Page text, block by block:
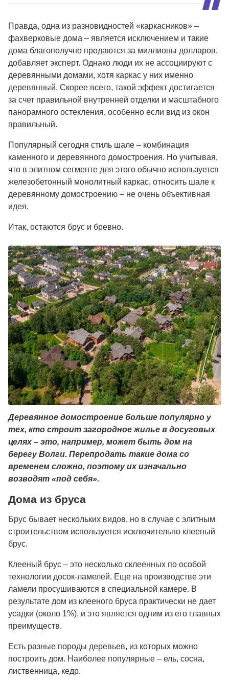
Правда, одна из разновидностей «каркасников» –
фахверковые дома – является исключением и такие
дома благополучно продаются за миллионы долларов,
добавляет эксперт. Однако люди их не ассоциируют с
деревянными домами, хотя каркас у них именно
деревянный. Скорее всего, такой эффект достигается
за счет правильной внутренней отделки и масштабного
панорамного остекления, особенно если вид из окон
правильный.
Популярный сегодня стиль шале – комбинация
каменного и деревянного домостроения. Но учитывая,
что в элитном сегменте для этого обычно используется
железобетонный монолитный каркас, относить шале к
деревянному домостроению – не очень объективная
идея.
Итак, остаются брус и бревно.
Деревянное домостроение больше популярно у
тех, кто строит загородное жилье в досуговых
целях – это, например, может быть дом на
берегу Волги. Перепродать такие дома со
временем сложно, поэтому их изначально
возводят «под себя».
Дома из бруса
Брус бывает нескольких видов, но в случае с элитным
строительством используется исключительно клееный
брус.
Клееный брус – это несколько склеенных по особой
технологии досок-ламелей. Еще на производстве эти
ламели просушиваются в специальной камере. В
результате дом из клееного бруса практически не дает
усадки (около 1%), и это является одним из его главных
преимуществ.
Есть разные породы деревьев, из которых можно
построить дом. Наиболее популярные – ель, сосна,
лиственница, кедр.